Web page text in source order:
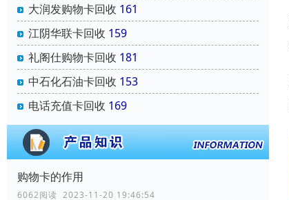
大润发购物卡回收 161
江阴华联卡回收 159
礼阁仕购物卡回收 181
中石化石油卡回收 153
电话充值卡回收 169
购物卡的作用
6062阅读 2023-11-20 19:46:54